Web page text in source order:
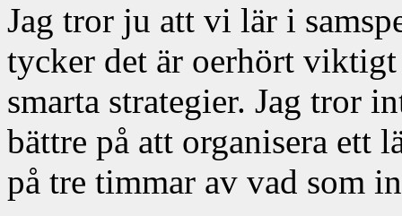
Jag tror ju att vi lär i
tycker det är oerhört
smarta strategier. Jag tror
bättre på att organisera ett
på tre timmar av vad som